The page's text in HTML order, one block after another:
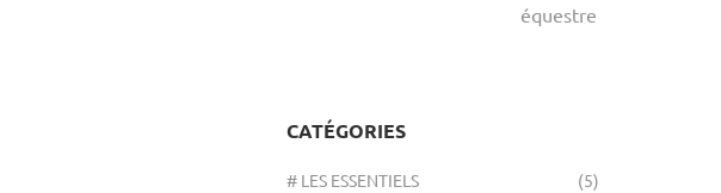
équestre
CATÉGORIES
# LES ESSENTIELS (5)